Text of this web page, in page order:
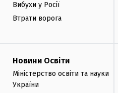
Вибухи у Росії
Втрати ворога
Новини Освіти
Міністерство освіти та науки
України